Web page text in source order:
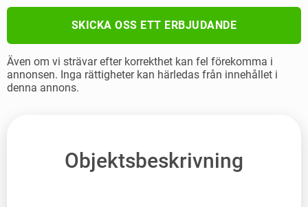
SKICKA OSS ETT ERBJUDANDE
Även om vi strävar efter korrekthet kan fel förekomma i
annonsen. Inga rättigheter kan härledas från innehållet i
denna annons.
Objektsbeskrivning